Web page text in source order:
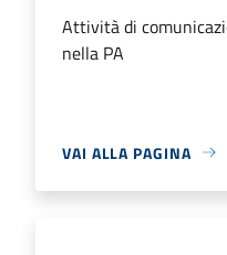
Attività di
nella PA
VAI ALLA PAGINA